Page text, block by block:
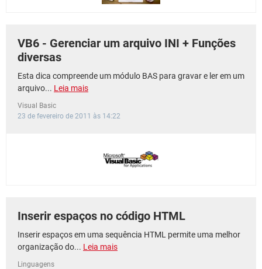
VB6 - Gerenciar um arquivo INI + Funções
diversas
Esta dica compreende um módulo BAS para gravar e ler em um
arquivo... Leia mais
Visual Basic
23 de fevereiro de 2011 às 14:22
Inserir espaços no código HTML
Inserir espaços em uma sequência HTML permite uma melhor
organização do... Leia mais
Linguagens